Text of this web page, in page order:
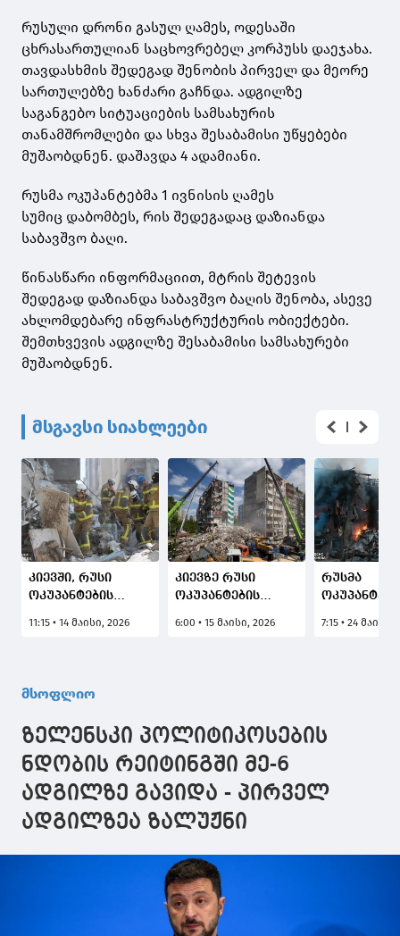
რუსული დრონი გასულ ღამეს, ოდესაში
ცხრასართულიან საცხოვრებელ კორპუსს დაეჯახა.
თავდასხმის შედეგად შენობის პირველ და მეორე
სართულებზე ხანძარი გაჩნდა. ადგილზე
საგანგებო სიტუაციების სამსახურის
თანამშრომლები და სხვა შესაბამისი უწყებები
მუშაობდნენ. დაშავდა 4 ადამიანი.
რუსმა ოკუპანტებმა 1 ივნისის ღამეს
სუმიც დაბომბეს, რის შედეგადაც დაზიანდა
საბავშვო ბაღი.
წინასწარი ინფორმაციით, მტრის შეტევის
შედეგად დაზიანდა საბავშვო ბაღის შენობა, ასევე
ახლომდებარე ინფრასტრუქტურის ობიექტები.
შემთხვევის ადგილზე შესაბამისი სამსახურები
მუშაობდნენ.
მსგავსი სიახლეები
კიევში, რუსი
ოკუპანტების
გაიზარდა
11:15 • 14 მაისი, 2026
კიევზე რუსი
ოკუპანტების
დაღუპულთა
6:00 • 15 მაისი, 2026
რუსმა
7:15 • 24 მაისი,
მსოფლიო
ზელენსკი პოლიტიკოსების
ნდობის რეიტინგში მე-6
ადგილზე გავიდა - პირველ
ადგილზეა ზალუჟნი